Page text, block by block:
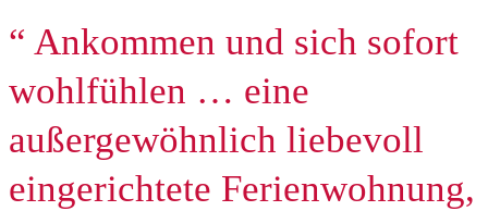
“ Ankommen und sich sofort
wohlfühlen … eine
außergewöhnlich liebevoll
eingerichtete Ferienwohnung,